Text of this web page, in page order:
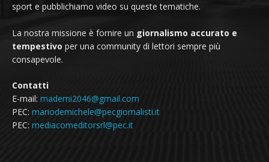
sport e pubblichiamo video su queste tematiche.
La nostra missione è fornire un giornalismo accurato e
tempestivo per una community di lettori sempre più
consapevole.
Contatti
E-mail: mademi2046@gmail.com
PEC: mariodemichele@pecgiornalisti.it
PEC: mediacomeditorsrl@pec.it